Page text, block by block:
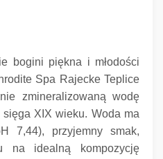
bogini piękna i młodości
Spa Rajecke Teplice
zmineralizowaną wodę
XIX wieku. Woda ma
7,44), przyjemny smak,
na idealną kompozycję